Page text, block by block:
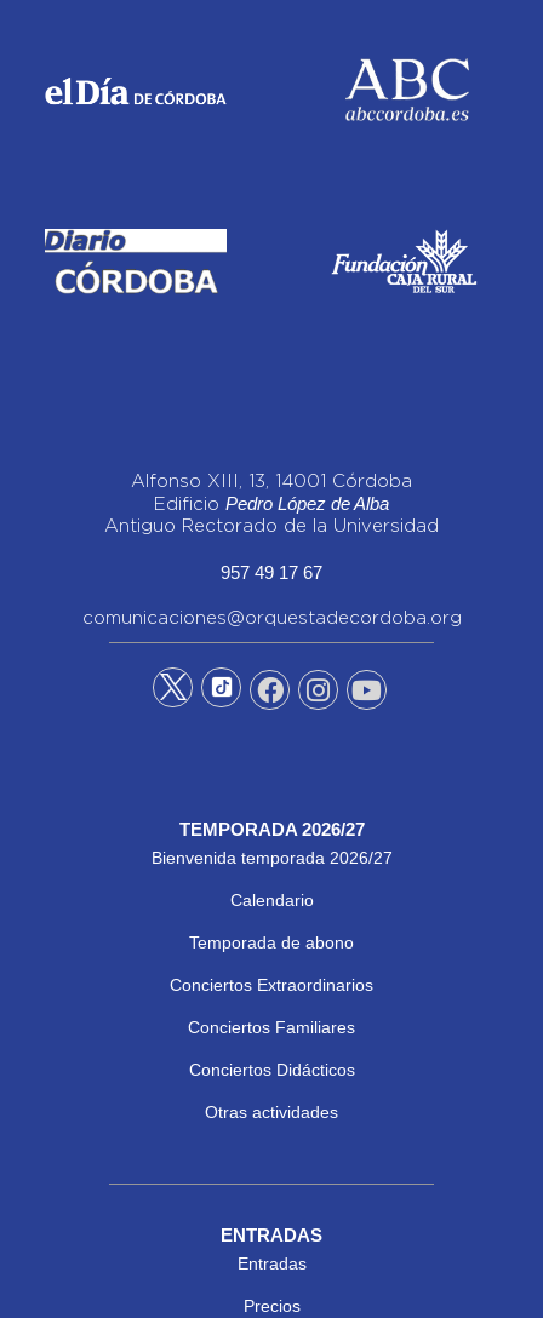
Alfonso XIII, 13, 14001 Córdoba
Edificio Pedro López de Alba
Antiguo Rectorado de la Universidad
957 49 17 67
comunicaciones@orquestadecordoba.org
TEMPORADA 2026/27
Bienvenida temporada 2026/27
Calendario
Temporada de abono
Conciertos Extraordinarios
Conciertos Familiares
Conciertos Didácticos
Otras actividades
ENTRADAS
Entradas
Precios